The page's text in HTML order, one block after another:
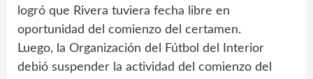
logró que Rivera tuviera fecha libre en
oportunidad del comienzo del certamen.
Luego, la Organización del Fútbol del Interior
debió suspender la actividad del comienzo del